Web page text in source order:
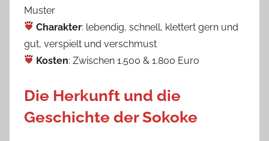
Muster
Charakter: lebendig, schnell, klettert gern und
gut, verspielt und verschmust
Kosten: Zwischen 1.500 & 1.800 Euro
Die Herkunft und die
Geschichte der Sokoke